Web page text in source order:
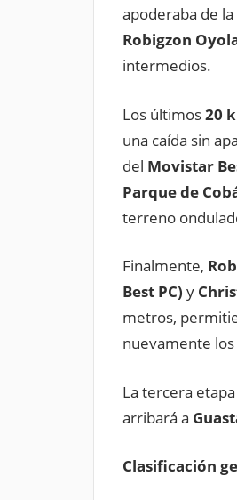
apoderaba de
Robigzon
intermedios.
Los últimos20
una caída sin
del Movistar
Parque de
terreno
Finalmente,
Best PC) y
metros,
nuevamente
La tercera
arribará a
Clasificación